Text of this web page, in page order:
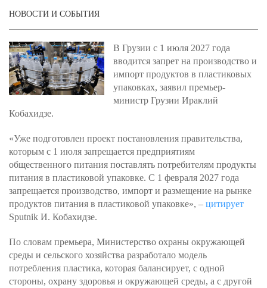
НОВОСТИ И СОБЫТИЯ
В Грузии с 1 июля 2027 года
вводится запрет на производство и
импорт продуктов в пластиковых
упаковках, заявил премьер-
министр Грузии Ираклий
Кобахидзе.
«Уже подготовлен проект постановления правительства,
которым с 1 июля запрещается предприятиям
общественного питания поставлять потребителям продукты
питания в пластиковой упаковке. С 1 февраля 2027 года
запрещается производство, импорт и размещение на рынке
продуктов питания в пластиковой упаковке», – цитирует
Sputnik И. Кобахидзе.
По словам премьера, Министерство охраны окружающей
среды и сельского хозяйства разработало модель
потребления пластика, которая балансирует, с одной
стороны, охрану здоровья и окружающей среды, а с другой